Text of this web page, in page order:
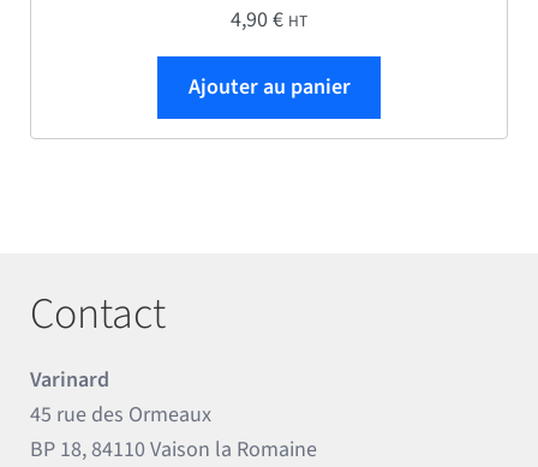
4,90€ HT
Ajouter au panier
Contact
Varinard
45 rue des Ormeaux
BP 18, 84110 Vaison la Romaine